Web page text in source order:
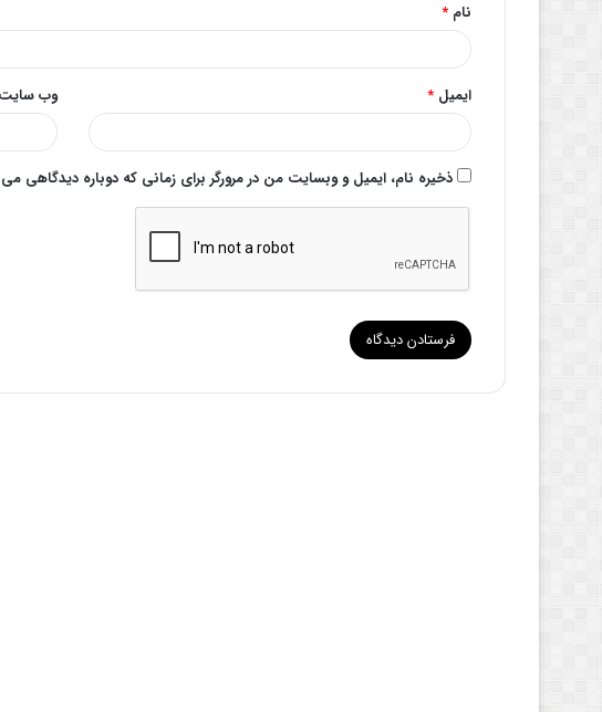
نام *
ایمیل * وب‌ سایت
ذخیره نام، ایمیل و وبسایت من در مرورگر برای زمانی که دوباره دیدگاهی